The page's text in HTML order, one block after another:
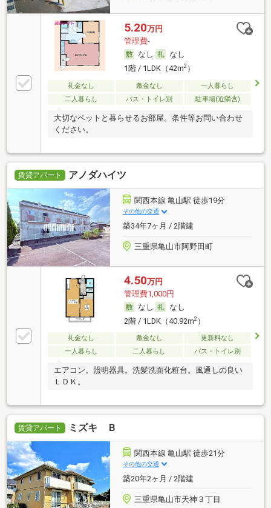
5.20万円
管理費-
なし
なし
1階 / 1LDK（42m2）
礼金なし 敷金なし
一人暮らし
二人暮らし
バス・トイレ別 駐車場(近隣含)
大切なペットと暮らせるお部屋。条件等お問い合わせ
ください。
賃貸アパート アノダハイツ
関西本線 亀山駅 徒歩19分
その他の交通
築34年7ヶ月 / 2階建
三重県亀山市阿野田町
4.50万円
管理費1,000円
なし
なし
2階 / 1LDK（40.92m2）
礼金なし 敷金なし
更新料なし
一人暮らし
二人暮らし バス・トイレ別
エアコン。照明器具。洗髪洗面化粧台。風通しの良い
ＬＤＫ。
賃貸アパート ミズキ Ｂ
関西本線 亀山駅 徒歩21分
その他の交通
築20年2ヶ月 / 2階建
三重県亀山市天神３丁目